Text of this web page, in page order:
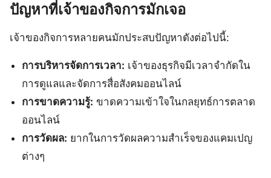
ปัญหาที่เจ้าของกิจการมักเจอ
เจ้าของกิจการหลายคนมักประสบปัญหาดังต่อไปนี้:
การบริหารจัดการเวลา: เจ้าของธุรกิจมีเวลาจำกัดใน
การดูแลและจัดการสื่อสังคมออนไลน์
การขาดความรู้: ขาดความเข้าใจในกลยุทธ์การตลาด
ออนไลน์
การวัดผล: ยากในการวัดผลความสำเร็จของแคมเปญ
ต่างๆ